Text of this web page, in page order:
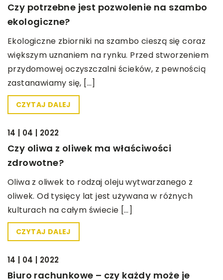
Czy potrzebne jest pozwolenie na szambo
ekologiczne?
Ekologiczne zbiorniki na szambo cieszą się coraz
większym uznaniem na rynku. Przed stworzeniem
przydomowej oczyszczalni ścieków, z pewnością
zastanawiamy się, […]
CZYTAJ DALEJ
14 | 04 | 2022
Czy oliwa z oliwek ma właściwości
zdrowotne?
Oliwa z oliwek to rodzaj oleju wytwarzanego z
oliwek. Od tysięcy lat jest używana w różnych
kulturach na całym świecie […]
CZYTAJ DALEJ
14 | 04 | 2022
Biuro rachunkowe – czy każdy może je